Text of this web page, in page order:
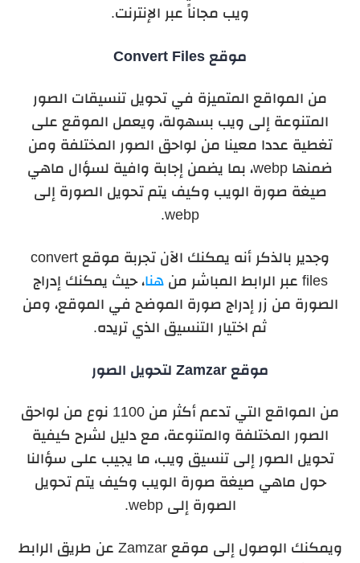
ويب مجاناً عبر الإنترنت.
موقع Convert Files
من المواقع المتميزة في تحويل تنسيقات الصور
المتنوعة إلى ويب بسهولة، ويعمل الموقع على
تغطية عددا معينا من لواحق الصور المختلفة ومن
ضمنها webp، بما يضمن إجابة وافية لسؤال ماهي
صيغة صورة الويب وكيف يتم تحويل الصورة إلى
webp.
وجدير بالذكر أنه يمكنك الآن تجربة موقع convert
files عبر الرابط المباشر من
هنا، حيث يمكنك إدراج
الصورة من زر إدراج صورة الموضح في الموقع، ومن
ثم اختيار التنسيق الذي تريده.
موقع Zamzar لتحويل الصور
من المواقع التي تدعم أكثر من 1100 نوع من لواحق
الصور المختلفة والمتنوعة، مع دليل لشرح كيفية
تحويل الصور إلى تنسيق ويب، ما يجيب على سؤالنا
حول ماهي صيغة صورة الويب وكيف يتم تحويل
الصورة إلى webp.
ويمكنك الوصول إلى موقع Zamzar عن طريق الرابط